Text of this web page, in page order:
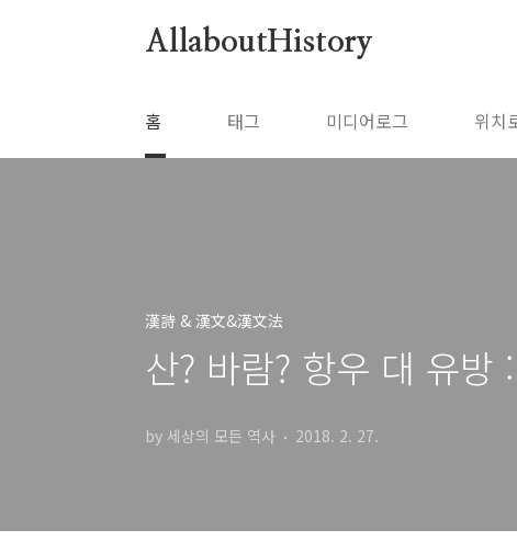
AllaboutHistory
홈 태그 미디어로그 위치
漢詩 & 漢文&漢文法
산? 바람? 항우 대 유
by 세상의 모든 역사 2018. 2. 27.